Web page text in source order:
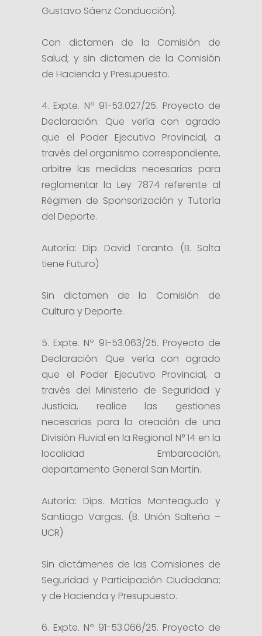
Gustavo Sáenz Conducción).
Con dictamen de la Comisión de
Salud; y sin dictamen de la Comisión
de Hacienda y Presupuesto.
4. Expte. Nº 91-53.027/25. Proyecto de
Declaración: Que vería con agrado
que el Poder Ejecutivo Provincial, a
través del organismo correspondiente,
arbitre las medidas necesarias para
reglamentar la Ley 7874 referente al
Régimen de Sponsorización y Tutoría
del Deporte.
Autoría: Dip. David Taranto. (B. Salta
tiene Futuro)
Sin dictamen de la Comisión de
Cultura y Deporte.
5. Expte. Nº 91-53.063/25. Proyecto de
Declaración: Que vería con agrado
que el Poder Ejecutivo Provincial, a
través del Ministerio de Seguridad y
Justicia, realice las gestiones
necesarias para la creación de una
División Fluvial en la Regional N° 14 en la
localidad Embarcación,
departamento General San Martín.
Autoría: Dips. Matías Monteagudo y
Santiago Vargas. (B. Unión Salteña –
UCR)
Sin dictámenes de las Comisiones de
Seguridad y Participación Ciudadana;
y de Hacienda y Presupuesto.
6. Expte. Nº 91-53.066/25. Proyecto de